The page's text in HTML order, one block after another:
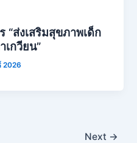
“ส่งเสริมสุขภาพเด็ก
เกวียน”
2026
Next →